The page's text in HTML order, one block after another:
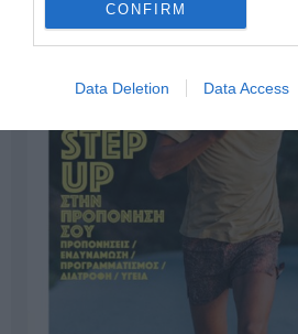
CONFIRM
Data Deletion Data Access